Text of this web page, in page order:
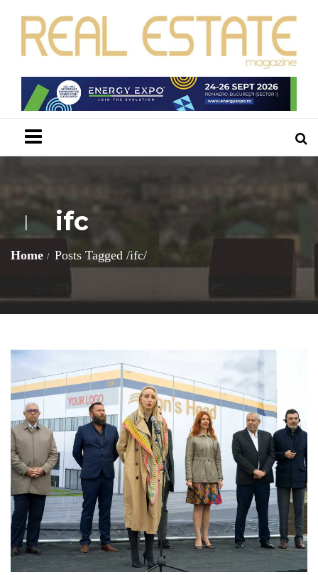
I ifc
Home Posts Tagged /ifc/